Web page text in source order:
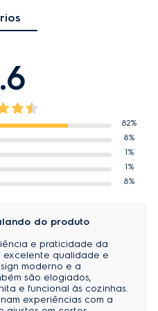
82%
8%
1%
1%
8%
do produto
e praticidade da
excelente qualidade e
moderno e a
são elogiados,
e funcional às cozinhas.
experiências com a